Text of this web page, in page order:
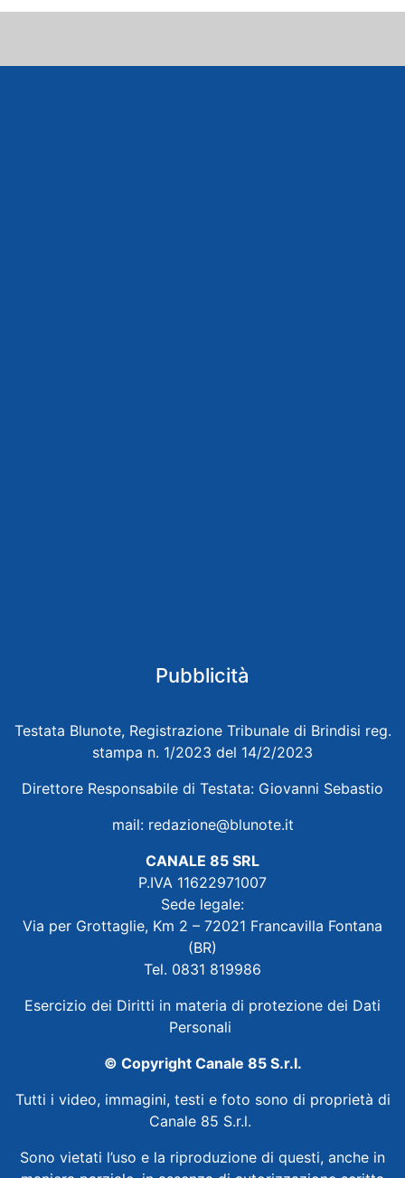
Pubblicità
Testata Blunote, Registrazione Tribunale di Brindisi reg.
stampa n. 1/2023 del 14/2/2023
Direttore Responsabile di Testata: Giovanni Sebastio
mail: redazione@blunote.it
CANALE 85 SRL
P.IVA 11622971007
Sede legale:
Via per Grottaglie, Km 2 – 72021 Francavilla Fontana
(BR)
Tel. 0831 819986
Esercizio dei Diritti in materia di protezione dei Dati
Personali
© Copyright Canale 85 S.r.l.
Tutti i video, immagini, testi e foto sono di proprietà di
Canale 85 S.r.l.
Sono vietati l’uso e la riproduzione di questi, anche in